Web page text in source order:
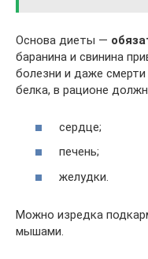
Основа диеты —
баранина и свинина
болезни и даже
белка, в рационе
сердце;
печень;
желудки.
Можно изредка
мышами.